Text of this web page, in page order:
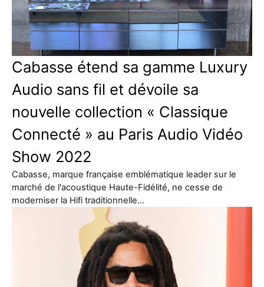
Cabasse étend sa gamme Luxury
Audio sans fil et dévoile sa
nouvelle collection « Classique
Connecté » au Paris Audio Vidéo
Show 2022
Cabasse, marque française emblématique leader sur le
marché de l'acoustique Haute-Fidélité, ne cesse de
moderniser la Hifi traditionnelle…